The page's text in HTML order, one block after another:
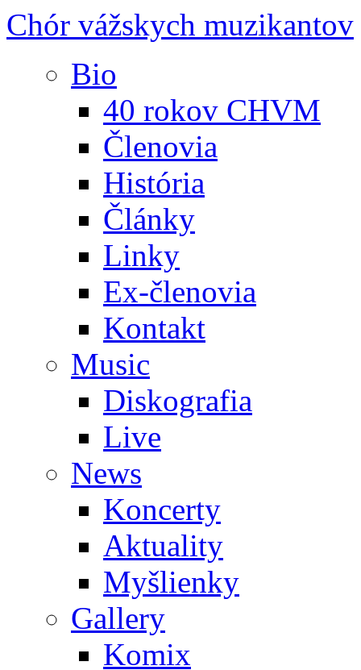
Chór vážskych muzikantov
Bio
40 rokov CHVM
Členovia
História
Články
Linky
Ex-členovia
Kontakt
Music
Diskografia
Live
News
Koncerty
Aktuality
Myšlienky
Gallery
Komix